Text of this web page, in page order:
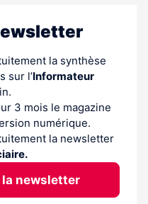
la synthèse
sur l’Informateur
3 mois le magazine
numérique.
la newsletter
newsletter